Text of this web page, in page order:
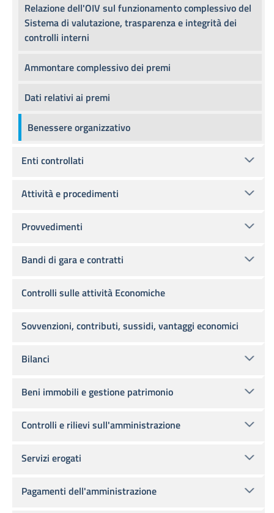
Relazione dell'OIV sul funzionamento complessivo del
Sistema di valutazione, trasparenza e integrità dei
controlli interni
Ammontare complessivo dei premi
Dati relativi ai premi
Benessere organizzativo
Enti controllati
Attività e procedimenti
Provvedimenti
Bandi di gara e contratti
Controlli sulle attività Economiche
Sovvenzioni, contributi, sussidi, vantaggi economici
Bilanci
Beni immobili e gestione patrimonio
Controlli e rilievi sull'amministrazione
Servizi erogati
Pagamenti dell'amministrazione